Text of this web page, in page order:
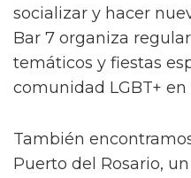
socializar y hacer
Bar 7 organiza
temáticos y fiestas
comunidad LGBT+ en
También
Puerto del Rosario,